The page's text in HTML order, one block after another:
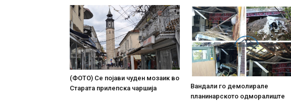
(ФОТО) Се појави чуден мозаик во
Старата прилепска чаршија
Вандали го демолирале
планинарското одморалиште